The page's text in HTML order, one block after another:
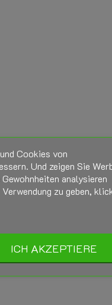
Cookies von
Und zeigen Sie
analysieren
zu geben,
ICH AKZEPTIERE